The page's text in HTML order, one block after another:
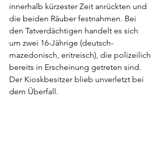
innerhalb kürzester Zeit anrückten und
die beiden Räuber festnahmen. Bei
den Tatverdächtigen handelt es sich
um zwei 16-Jährige (deutsch-
mazedonisch, eritreisch), die polizeilich
bereits in Erscheinung getreten sind.
Der Kioskbesitzer blieb unverletzt bei
dem Überfall.